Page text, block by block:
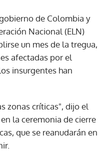
de Colombia y
Nacional (ELN)
un mes de la tregua,
afectadas por el
insurgentes han
zonas críticas", dijo el
la ceremonia de cierre
que se reanudarán en